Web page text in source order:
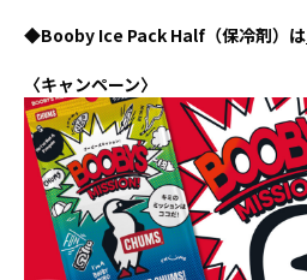
◆Booby Ice Pack Half（保冷剤）は
〈キャンペーン〉